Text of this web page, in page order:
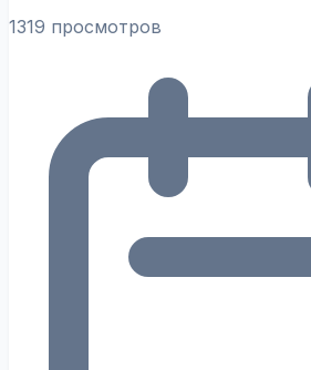
1319 просмотров